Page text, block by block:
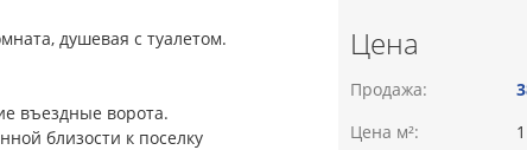
душевая с туалетом.
въездные ворота.
близости к поселку
Цена
Продажа:
Цена м²: